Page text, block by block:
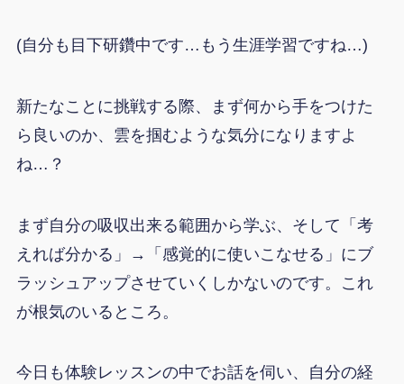
(自分も目下研鑽中です…もう生涯学習ですね…)
新たなことに挑戦する際、まず何から手をつけた
ら良いのか、雲を掴むような気分になりますよ
ね…？
まず自分の吸収出来る範囲から学ぶ、そして「考
えれば分かる」→「感覚的に使いこなせる」にブ
ラッシュアップさせていくしかないのです。これ
が根気のいるところ。
今日も体験レッスンの中でお話を伺い、自分の経